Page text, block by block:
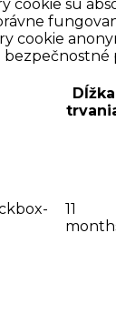
cookie sú
cookie
bezpečnostné
Dĺžka
11